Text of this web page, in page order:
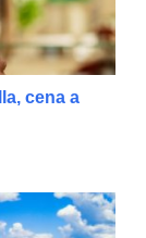
cena a